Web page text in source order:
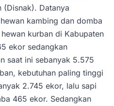
(Disnak). Datanya
kambing dan domba
kurban di Kabupaten
ekor sedangkan
saat ini sebanyak 5.575
kebutuhan paling tinggi
2.745 ekor, lalu sapi
465 ekor. Sedangkan